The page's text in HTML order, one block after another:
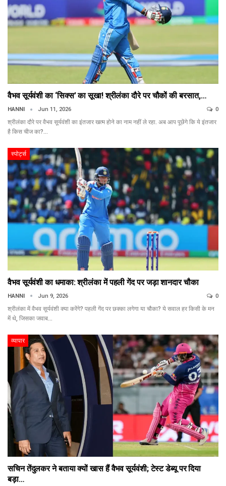
वैभव सूर्यवंशी का ‘सिक्स’ का सूखा! श्रीलंका दौरे पर चौकों की बरसात,…
HANNI Jun 11, 2026 0
श्रीलंका दौरे पर वैभव सूर्यवंशी का इंतजार खत्म होने का नाम नहीं ले रहा. अब आप पूछेंगे कि ये इंतजार
है किस चीज का?…
स्पोर्ट्स
वैभव सूर्यवंशी का धमाका: श्रीलंका में पहली गेंद पर जड़ा शानदार चौका
HANNI Jun 9, 2026 0
श्रीलंका में वैभव सूर्यवंशी क्या करेंगे? पहली गेंद पर छक्का लगेगा या चौका? ये सवाल हर किसी के मन
में थे, जिसका जवाब…
व्यापार
सचिन तेंदुलकर ने बताया क्यों खास हैं वैभव सूर्यवंशी; टेस्ट डेब्यू पर दिया
बड़ा…